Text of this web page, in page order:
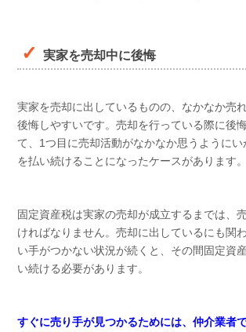
実家を売却中に後悔
実家を売却に出しているものの、なかなか売
後悔しやすいです。売却を行っている際に後
て、1つ目に売却活動がなかなか思うように
を払い続けることになったケースがあります。
固定資産税は実家の売却が成立するまでは、
ければなりません。売却に出しているにも関
い手がつかない状況が続くと、その間固定資
い続ける必要があります。
すぐに売り手が見つかるためには、仲介業者